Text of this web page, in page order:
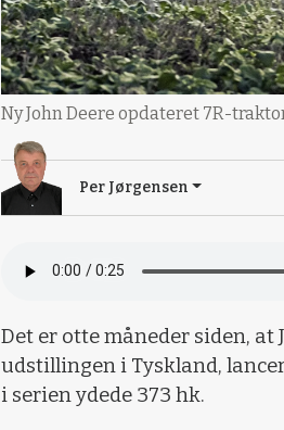
Ny John Deere opdateret 7R-
Per Jørgensen
Det er otte måneder siden,
udstillingen i Tyskland,
i serien ydede 373 hk.